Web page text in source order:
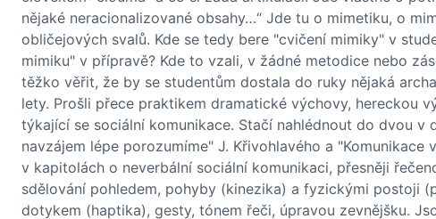
nějaké neracionalizované obsahy…“ Jde tu o mimetiku, o
obličejových svalů. Kde se tedy bere "cvičení mimiky" v
mimiku" v přípravě? Kde to vzali, v žádné metodice nebo
těžko věřit, že by se studentům dostala do ruky nějaká
lety. Prošli přece praktikem dramatické výchovy, hereckou
týkající se sociální komunikace. Stačí nahlédnout do dvou
navzájem lépe porozumíme" J. Křivohlavého a
v kapitolách o neverbální sociální komunikaci, přesněji
sdělování pohledem, pohyby (kinezika) a fyzickými postoji
dotykem (haptika), gesty, tónem řeči, úpravou zevnějšku.